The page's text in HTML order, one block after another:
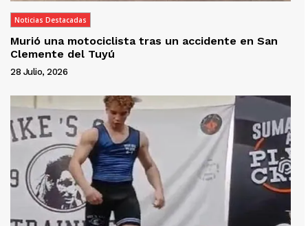
Noticias Destacadas
Murió una motociclista tras un accidente en San
Clemente del Tuyú
28 Julio, 2026